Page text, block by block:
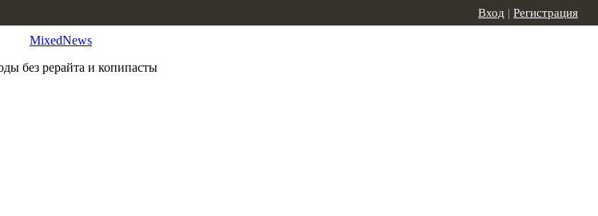
MixedNews
без рерайта и копипасты
Вход | Регистрация